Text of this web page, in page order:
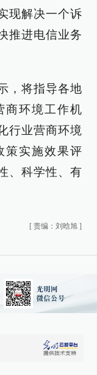
现解决一个诉
推进电信业务
，将指导各地
商环境工作机
行业营商环境
策实施效果评
、科学性、有
[ 责编：刘晗旭 ]